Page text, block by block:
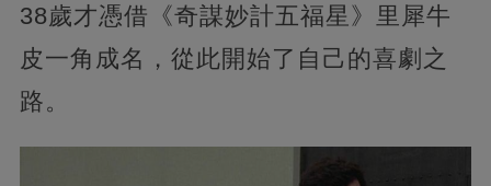
38歲才憑借《奇謀妙計五福星》里犀牛
皮一角成名，從此開始了自己的喜劇之
路。